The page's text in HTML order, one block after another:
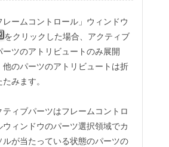
レームコントロール」ウィンドウ
をクリックした場合、アクティブ
ーツのアトリビュートのみ展開
他のパーツのアトリビュートは折
たみます。
ティブパーツはフレームコントロ
ウィンドウのパーツ選択領域でカ
ルが当たっている状態のパーツの